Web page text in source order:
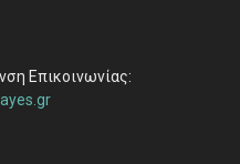
Επικοινωνίας: